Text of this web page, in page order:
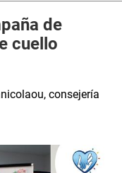
de
cuello
consejería